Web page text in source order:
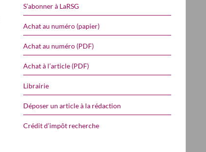
S’abonner à LaRSG
Achat au numéro (papier)
Achat au numéro (PDF)
Achat à l’article (PDF)
Librairie
Déposer un article à la rédaction
Crédit d’impôt recherche